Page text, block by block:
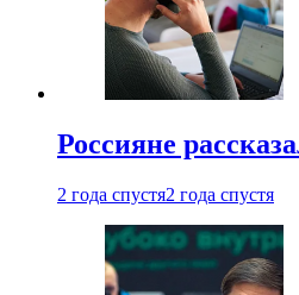
Россияне
2 года спустя2 года спустя